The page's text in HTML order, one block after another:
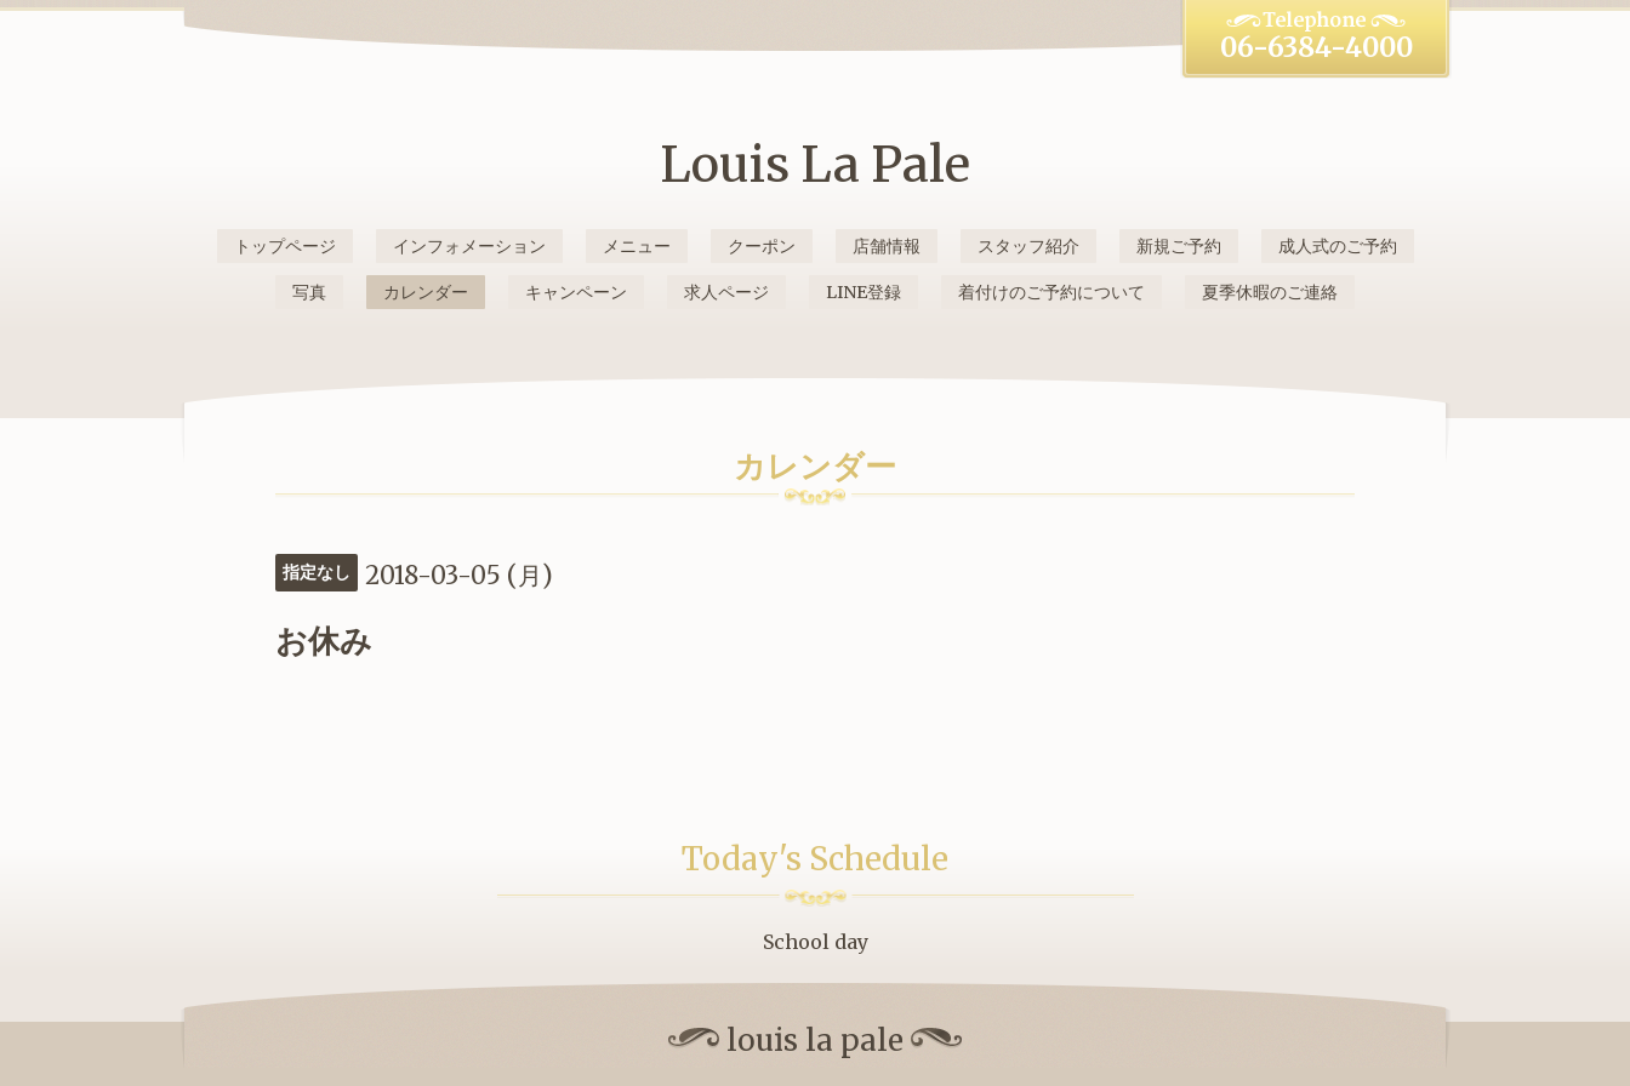
Louis La Pale
06-6384-4000
トップページ インフォメーション メニュー クーポン 店舗情報 スタッフ紹介 新規ご予約 成人式のご予約
写真 カレンダー キャンペーン 求人ページ LINE登録 着付けのご予約について 夏季休暇のご連絡
カレンダー
指定なし 2018-03-05 (月)
お休み
Today's Schedule
School day
louis la pale